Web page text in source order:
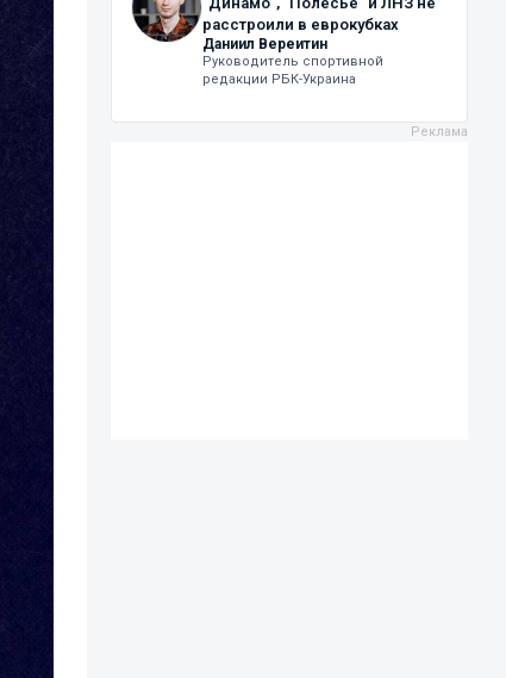
расстроили в еврокубках
Даниил Вереитин
Руководитель спортивной
редакции РБК-Украина